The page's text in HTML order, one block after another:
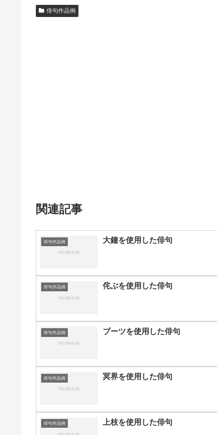
俳句作品例
関連記事
俳句作品例 大鐘を使用した俳句
俳句作品例 侘ぶを使用した俳句
俳句作品例 ブーツを使用した俳句
俳句作品例 冥界を使用した俳句
俳句作品例 上枝を使用した俳句